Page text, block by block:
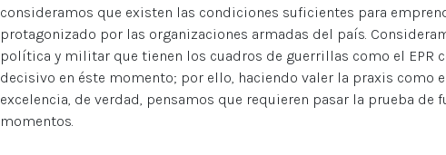
consideramos que existen las condiciones suficientes para
protagonizado por las organizaciones armadas del país.
política y militar que tienen los cuadros de guerrillas como el EPR
decisivo en éste momento; por ello, haciendo valer la praxis como
excelencia, de verdad, pensamos que requieren pasar la prueba de
momentos.